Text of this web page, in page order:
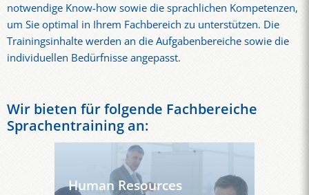
notwendige Know-how sowie die sprachlichen Kompetenzen,
um Sie optimal in Ihrem Fachbereich zu unterstützen. Die
Trainingsinhalte werden an die Aufgabenbereiche sowie die
individuellen Bedürfnisse angepasst.
Wir bieten für folgende Fachbereiche
Sprachentraining an:
Human Resources